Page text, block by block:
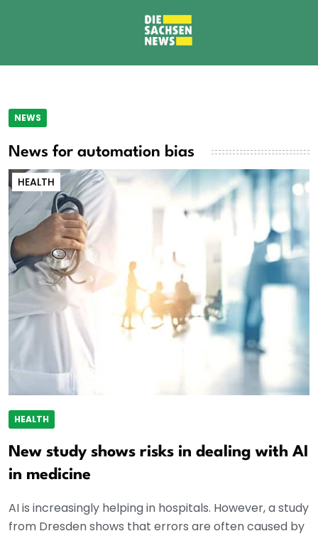
NEWS
News for automation bias
HEALTH
HEALTH
New study shows risks in dealing with AI
in medicine
AI is increasingly helping in hospitals. However, a study
from Dresden shows that errors are often caused by